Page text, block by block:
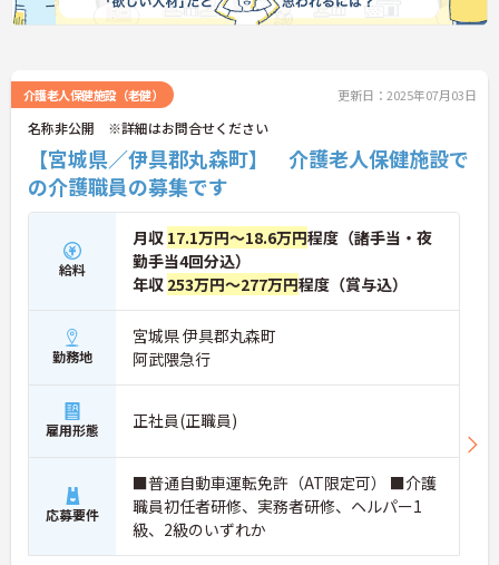
介護老人保健施設（老健） 更新日：2025年07月03日
名称非公開 ※詳細はお問合せください
【宮城県／伊具郡丸森町】 介護老人保健施設で
の介護職員の募集です
給料
月収 17.1万円～18.6万円程度（諸手当・夜
勤手当4回分込）
年収 253万円～277万円程度（賞与込）
勤務地
宮城県 伊具郡丸森町
阿武隈急行
雇用形態 正社員(正職員)
応募要件
■普通自動車運転免許（AT限定可） ■介護
職員初任者研修、実務者研修、ヘルパー1
級、2級のいずれか